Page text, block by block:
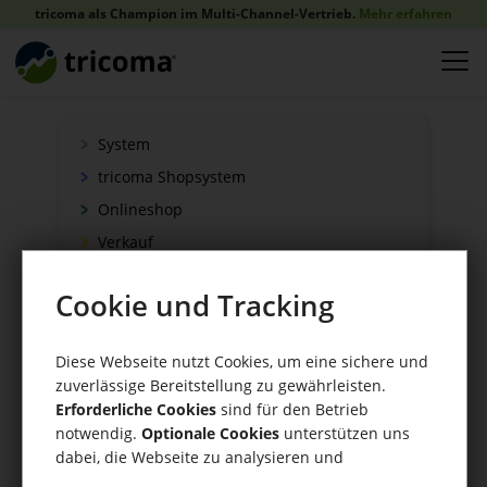
tricoma als Champion im Multi-Channel-Vertrieb. Mehr erfahren
System
tricoma Shopsystem
Onlineshop
Verkauf
Zahlung
WaWi/CRM
CRM Tools
Cookie und Tracking
Diese Webseite nutzt Cookies, um eine sichere und
zuverlässige Bereitstellung zu gewährleisten.
Erforderliche Cookies sind für den Betrieb
notwendig. Optionale Cookies unterstützen uns
dabei, die Webseite zu analysieren und